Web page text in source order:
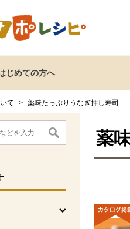
じめての方へ
て > 薬味たっぷりうなぎ押し寿司
メニューです。
ーここまで。
薬